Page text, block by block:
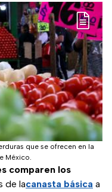
que se ofrecen en la
México.
comparen los
de lacanasta básica a